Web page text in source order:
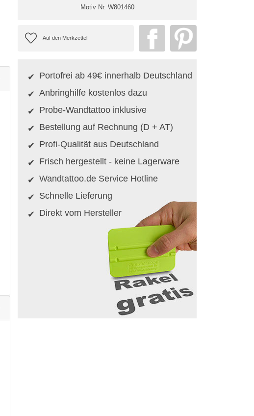
Motiv Nr. W801460
Portofrei ab 49€ innerhalb Deutschland
Anbringhilfe kostenlos dazu
Probe-Wandtattoo inklusive
Bestellung auf Rechnung (D + AT)
Profi-Qualität aus Deutschland
Frisch hergestellt - keine Lagerware
Wandtattoo.de Service Hotline
Schnelle Lieferung
Direkt vom Hersteller